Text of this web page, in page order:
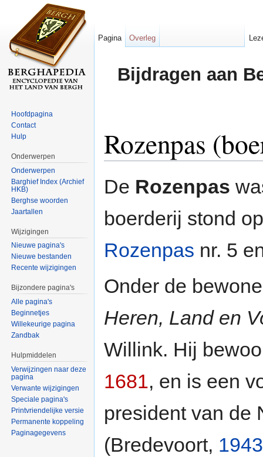
Bijdragen aan
Rozenpas
De Rozenpas
boerderij stond
Rozenpas nr. 5
Onder de
Heren, Land en
Willink. Hij
1681, en is een
president van de
(Bredevoort, 1943
Pagina Overleg
Hoofdpagina
Contact
Hulp
Onderwerpen
Onderwerpen
Barghief Index (Archief
HKB)
Berghse woorden
Jaartallen
Wijzigingen
Nieuwe pagina's
Nieuwe bestanden
Recente wijzigingen
Bijzondere pagina's
Alle pagina's
Beginnetjes
Willekeurige pagina
Zandbak
Hulpmiddelen
Verwijzingen naar deze
pagina
Verwante wijzigingen
Speciale pagina's
Printvriendelijke versie
Permanente koppeling
Paginagegevens